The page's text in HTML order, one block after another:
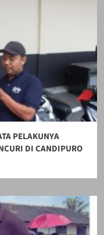
PELAKUNYA
DI CANDIPURO